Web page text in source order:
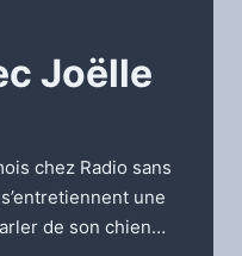
Joëlle
chez Radio sans
une
de son chien…